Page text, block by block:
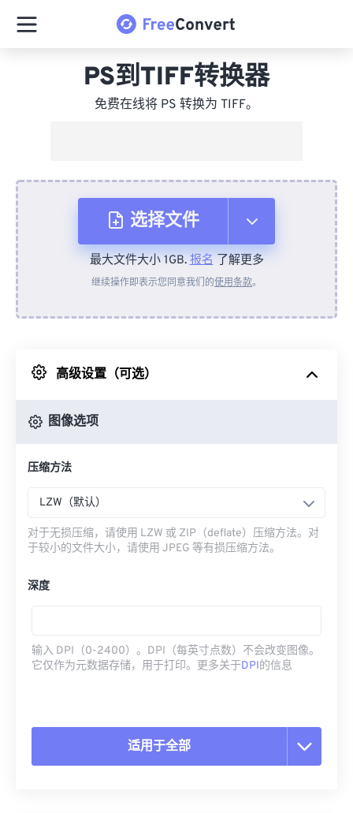
PS到TIFF转换器
免费在线将 PS 转换为 TIFF。
选择文件
从设备
来自 Google Drive
最大文件大小 1GB.报名了解更多
继续操作即表示您同意我们的使用条款。
高级设置（可选）
图像选项
压缩方法
LZW（默认）
对于无损压缩，请使用 LZW 或 ZIP（deflate）压缩方法。对
于较小的文件大小，请使用 JPEG 等有损压缩方法。
深度
输入 DPI（0-2400）。DPI（每英寸点数）不会改变图像。
它仅作为元数据存储，用于打印。更多关于DPI的信息
适用于全部